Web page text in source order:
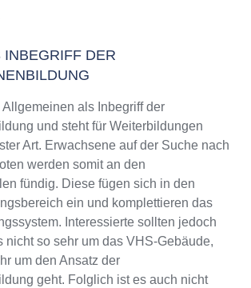
INBEGRIFF DER
als Inbegriff der
und steht für Weiterbildungen
Art. Erwachsene auf der Suche nach
werden somit an den
fündig. Diese fügen sich in den
ein und komplettieren das
Interessierte sollten jedoch
nicht so sehr um das VHS-Gebäude,
um den Ansatz der
geht. Folglich ist es auch nicht